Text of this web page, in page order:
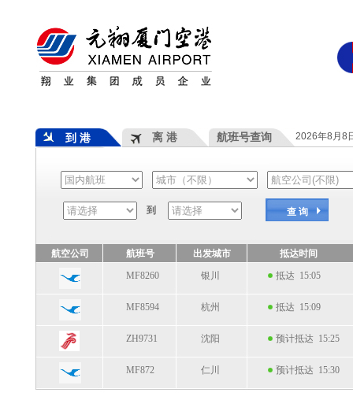
到 港 离 港 航班号查询 2026年8月8
到 查 询
航空公司 航班号 出发城市
抵达时间
MF8260
银川 抵达 15:05
MF8594 杭州 抵达 15:09
ZH9731 沈阳 预计抵达 15:25
MF872 仁川 预计抵达 15:30